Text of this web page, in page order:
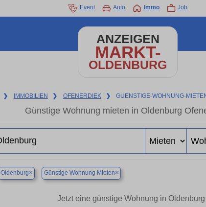
Event Auto Immo Job
ANZEIGEN
MARKT-
OLDENBURG
❯ IMMOBILIEN ❯ OFENERDIEK ❯ GUENSTIGE-WOHNUNG-
Günstige Wohnung mieten in Oldenburg
Oldenburg× Günstige Wohnung Mieten×
Jetzt eine günstige Wohnung in